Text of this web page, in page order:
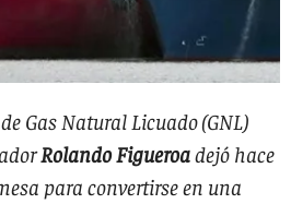
Gas Natural Licuado (GNL)
Rolando Figueroadejó hace
para convertirse en una